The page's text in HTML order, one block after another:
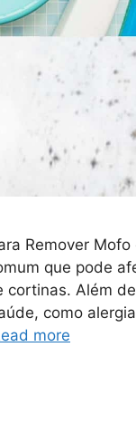
Remover
que pode
Além
como
more